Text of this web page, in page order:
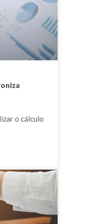
o cálculo